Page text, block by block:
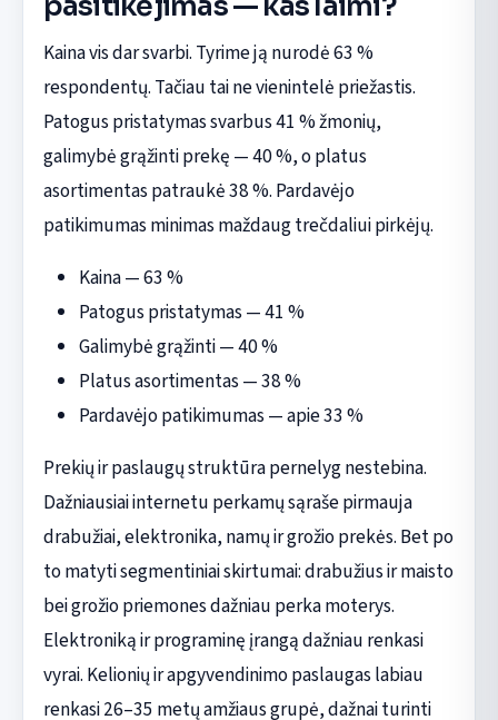
Kaina vis dar svarbi. Tyrime ją nurodė 63 %
respondentų. Tačiau tai ne vienintelė priežastis.
Patogus pristatymas svarbus 41 % žmonių,
galimybė grąžinti prekę — 40 %, o platus
asortimentas patraukė 38 %. Pardavėjo
patikimumas minimas maždaug trečdaliui pirkėjų.
Kaina — 63 %
Patogus pristatymas — 41 %
Galimybė grąžinti — 40 %
Platus asortimentas — 38 %
Pardavėjo patikimumas — apie 33 %
Prekių ir paslaugų struktūra pernelyg nestebina.
Dažniausiai internetu perkamų sąraše pirmauja
drabužiai, elektronika, namų ir grožio prekės. Bet po
to matyti segmentiniai skirtumai: drabužius ir maisto
bei grožio priemones dažniau perka moterys.
Elektroniką ir programinę įrangą dažniau renkasi
vyrai. Kelionių ir apgyvendinimo paslaugas labiau
renkasi 26–35 metų amžiaus grupė, dažnai turinti